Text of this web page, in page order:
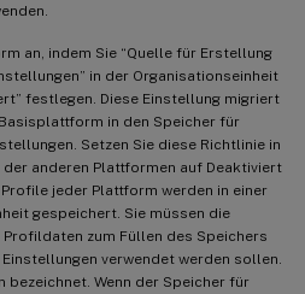
an, indem Sie “Quelle für Erstellung
in der Organisationseinheit
festlegen. Diese Einstellung migriert
in den Speicher für
Setzen Sie diese Richtlinie in
anderen Plattformen auf Deaktiviert
jeder Plattform werden in einer
gespeichert. Sie müssen die
zum Füllen des Speichers
verwendet werden sollen.
Wenn der Speicher für